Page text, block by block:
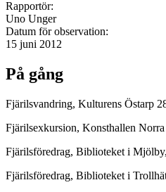
Rapportör:
Uno Unger
Datum för observation:
15 juni 2012
På gång
Fjärilsvandring, Kulturens Östarp
Fjärilsexkursion, Konsthallen
Fjärilsföredrag, Biblioteket i
Fjärilsföredrag, Biblioteket i